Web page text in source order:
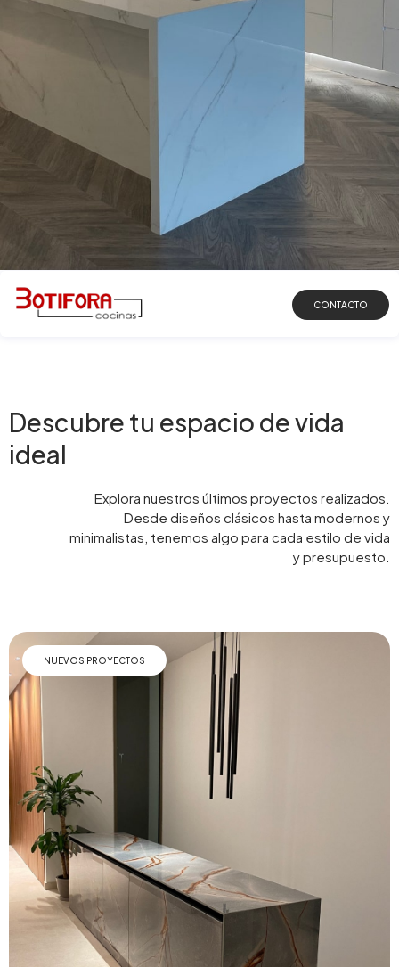
DESCUBRIR
CONTACTO
Descubre tu espacio de vida
ideal
Explora nuestros últimos proyectos realizados.
Desde diseños clásicos hasta modernos y
minimalistas, tenemos algo para cada estilo de vida
y presupuesto.
NUEVOS PROYECTOS